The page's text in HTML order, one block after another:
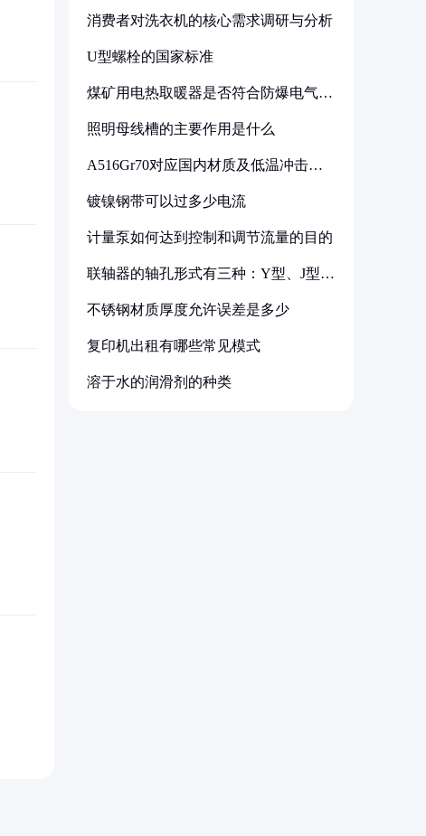
消费者对洗衣机的核心需求调研与分析
U型螺栓的国家标准
煤矿用电热取暖器是否符合防爆电气设
照明母线槽的主要作用是什么
A516Gr70对应国内材质及低温冲击要
镀镍钢带可以过多少电流
计量泵如何达到控制和调节流量的目的
联轴器的轴孔形式有三种：Y型、J型、
不锈钢材质厚度允许误差是多少
复印机出租有哪些常见模式
溶于水的润滑剂的种类